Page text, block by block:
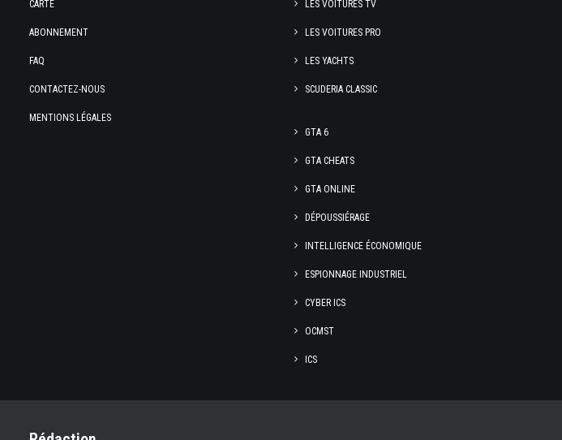
CARTE
ABONNEMENT
FAQ
CONTACTEZ-NOUS
MENTIONS LÉGALES
LES VOITURES TV
LES VOITURES PRO
LES YACHTS
SCUDERIA CLASSIC
GTA 6
GTA CHEATS
GTA ONLINE
DÉPOUSSIÉRAGE
INTELLIGENCE ÉCONOMIQUE
ESPIONNAGE INDUSTRIEL
CYBER ICS
OCMST
ICS